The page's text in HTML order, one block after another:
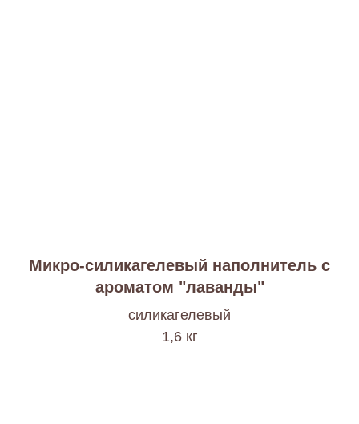
Микро-силикагелевый наполнитель с
ароматом "лаванды"
cиликагелевый
1,6 кг